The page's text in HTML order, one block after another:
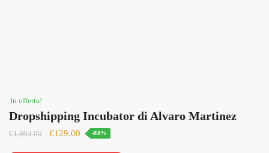
In offerta!
Dropshipping Incubator di Alvaro Martinez
€1,093.00
Il
€129.00 Il
-88%